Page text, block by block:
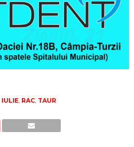
IULIE, RAC, TAUR